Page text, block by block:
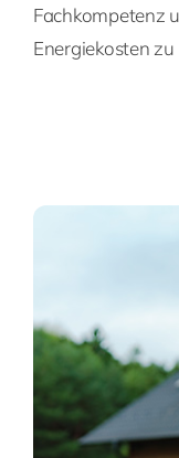
Fachkompetenz
Energiekosten zu